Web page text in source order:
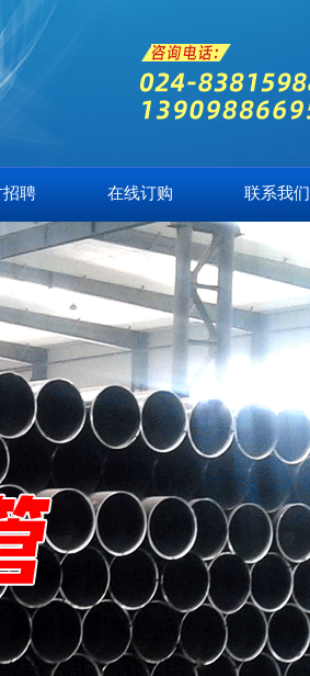
招聘 在线订购 联系我们